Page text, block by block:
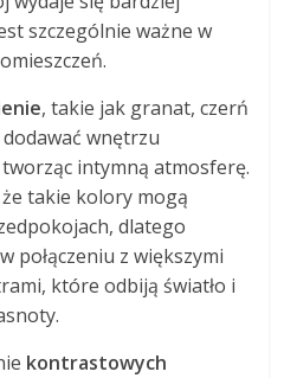
szczególnie ważne w
, takie jak granat, czerń
wnętrzu
intymną atmosferę.
takie kolory mogą
dlatego
połączeniu z większymi
które odbiją światło i
kontrastowych